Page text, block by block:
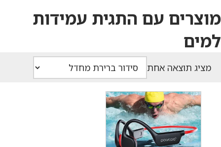
מוצרים עם התגית עמידות
למים
מציג תוצאה אחת